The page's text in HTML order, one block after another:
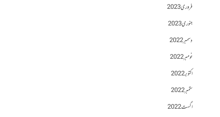
فروری 2023
جنوری 2023
دسمبر 2022
نومبر 2022
اکتوبر 2022
ستمبر 2022
اگست 2022